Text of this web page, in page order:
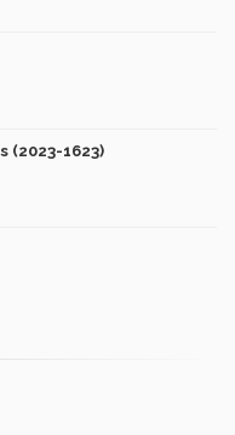
(2023-1623)